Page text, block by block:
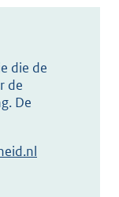
die de
de
De